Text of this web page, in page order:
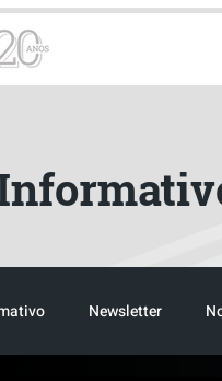
Newsletter